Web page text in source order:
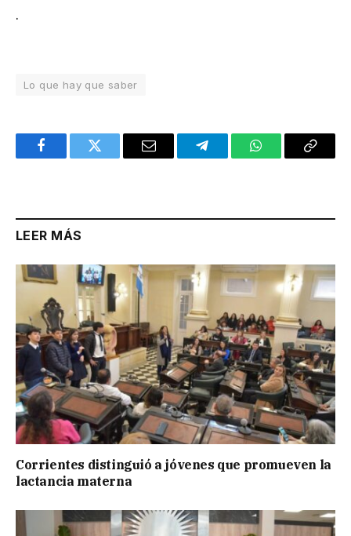
.
Lo que hay que saber
FacebookTwitter Email TelegramWhatsAppCopy
LEER MÁS
Corrientes distinguió a jóvenes que promueven la
lactancia materna